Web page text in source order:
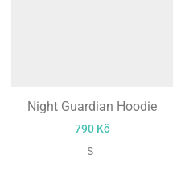
Night Guardian Hoodie
790 Kč
S